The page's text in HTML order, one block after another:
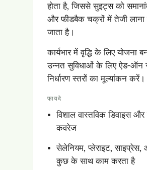
होता है, जिससे सुइट्स को
और फीडबैक चक्रों में तेजी लाना
जाता है।
कार्यभार में वृद्धि के लिए योजना
उन्नत सुविधाओं के लिए ऐड-ऑन
निर्धारण स्तरों का मूल्यांकन करें।
फायदे
विशाल वास्तविक डिवाइस और
कवरेज
सेलेनियम, प्लेराइट,
कुछ के साथ काम करता है